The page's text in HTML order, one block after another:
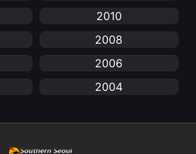
2010
2008
2006
2004